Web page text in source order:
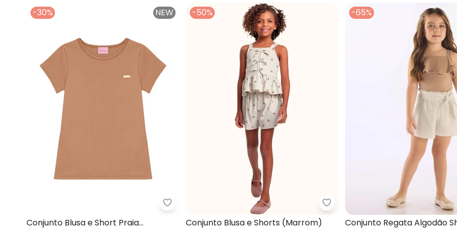
-30% NEW
Duduka - Conjunto Blusa e Short Praia (Marrom)
Conjunto Blusa e Short Praia
-50%
Fakini Kids - Conjunto Blusa e
Conjunto Blusa e Shorts (Marrom)
-65%
Conjunto Regata Algodão